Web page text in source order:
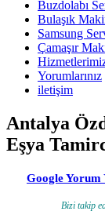
Buzdolabı
Bulaşık
Samsung
Çamaşır
Yorumlarınız
iletişim
Antalya
Eşya
Google Yorum
Bizi takip